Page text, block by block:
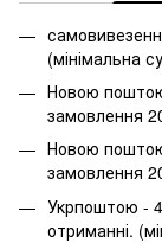
(мінімальна
Новою
замовлення
Новою
замовлення
Укрпоштою -
отриманні.